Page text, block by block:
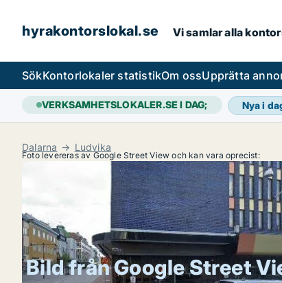
hyrakontorslokal.se Vi samlar alla
SökKontorlokaler statistikOm ossUpprätta
VERKSAMHETSLOKALER.SE I DAG; Nya i
Dalarna Ludvika
Foto levereras av Google Street View och kan vara oprecist:
Bild från Google Street